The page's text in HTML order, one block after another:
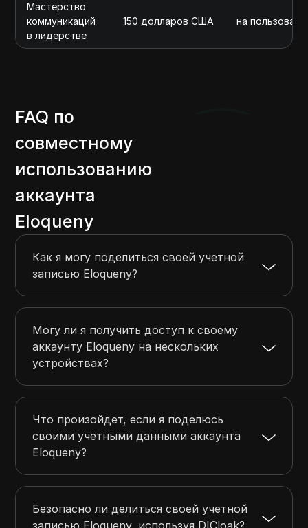
Мастерство
коммуникаций
в лидерстве
150 долларов США на
FAQ по
совместному
использованию
аккаунта
Eloqueny
Как я могу поделиться своей учетной
записью Eloqueny?
Могу ли я получить доступ к своему
аккаунту Eloqueny на нескольких
устройствах?
Что произойдет, если я поделюсь
своими учетными данными аккаунта
Eloqueny?
Безопасно ли делиться своей учетной